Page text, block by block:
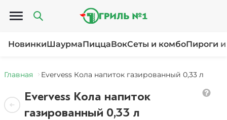
Открыть меню
НовинкиШаурмаПиццаВокСеты и комбоПироги
Главная Evervess Кола напиток газированный 0,33 л
Evervess Кола напиток
газированный 0,33 л